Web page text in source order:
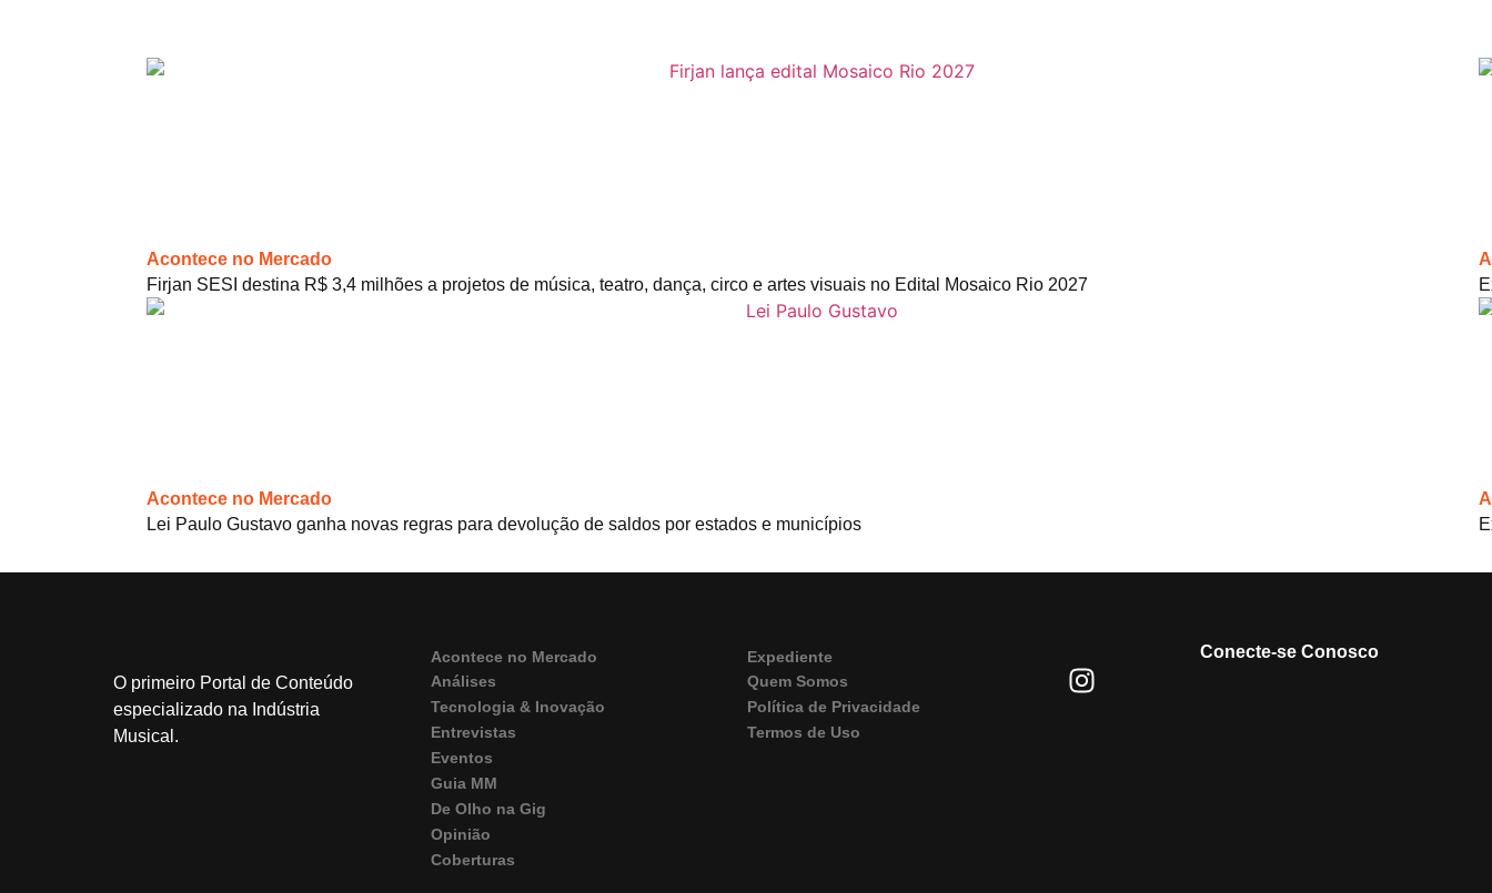
Acontece no Mercado
Firjan SESI destina R$ 3,4 milhões a projetos de música, teatro, dança, circo e artes visuais no Edital Mosaico Rio 2027
Acontece no Mercado
Lei Paulo Gustavo ganha novas regras para devolução de saldos por estados e municípios
O primeiro Portal de Conteúdo
especializado na Indústria
Musical.
Acontece no Mercado
Análises
Tecnologia & Inovação
Entrevistas
Eventos
Guia MM
De Olho na Gig
Opinião
Coberturas
Expediente
Quem Somos
Política de Privacidade
Termos de Uso
Conecte-se Conosco